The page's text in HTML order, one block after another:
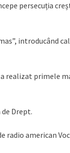
persecuția
introducând
realizat primele
Drept.
radio american